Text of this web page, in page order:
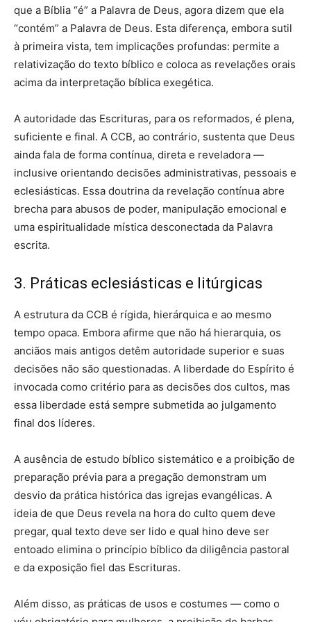
que a Bíblia “é” a Palavra de Deus, agora dizem que ela
“contém” a Palavra de Deus. Esta diferença, embora sutil
à primeira vista, tem implicações profundas: permite a
relativização do texto bíblico e coloca as revelações orais
acima da interpretação bíblica exegética.
A autoridade das Escrituras, para os reformados, é plena,
suficiente e final. A CCB, ao contrário, sustenta que Deus
ainda fala de forma contínua, direta e reveladora —
inclusive orientando decisões administrativas, pessoais e
eclesiásticas. Essa doutrina da revelação contínua abre
brecha para abusos de poder, manipulação emocional e
uma espiritualidade mística desconectada da Palavra
escrita.
3. Práticas eclesiásticas e litúrgicas
A estrutura da CCB é rígida, hierárquica e ao mesmo
tempo opaca. Embora afirme que não há hierarquia, os
anciãos mais antigos detêm autoridade superior e suas
decisões não são questionadas. A liberdade do Espírito é
invocada como critério para as decisões dos cultos, mas
essa liberdade está sempre submetida ao julgamento
final dos líderes.
A ausência de estudo bíblico sistemático e a proibição de
preparação prévia para a pregação demonstram um
desvio da prática histórica das igrejas evangélicas. A
ideia de que Deus revela na hora do culto quem deve
pregar, qual texto deve ser lido e qual hino deve ser
entoado elimina o princípio bíblico da diligência pastoral
e da exposição fiel das Escrituras.
Além disso, as práticas de usos e costumes — como o